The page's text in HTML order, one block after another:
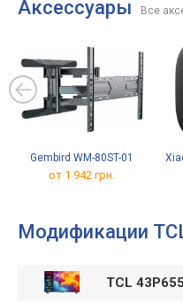
Аксессуары Все
Gembird WM-80ST-01
от 1 942 грн.
Модификации
TCL 43P655